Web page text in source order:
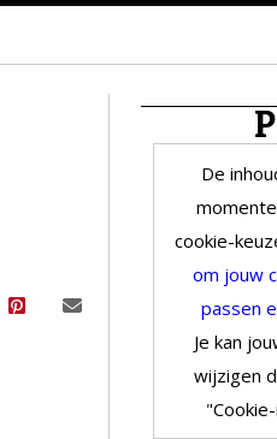
De
cookie-
om jouw
passen
Je kan
wijzigen